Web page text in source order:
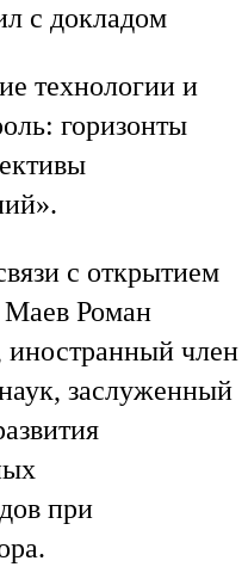
с докладом
технологии и
горизонты
с открытием
Маев Роман
иностранный член
заслуженный
при